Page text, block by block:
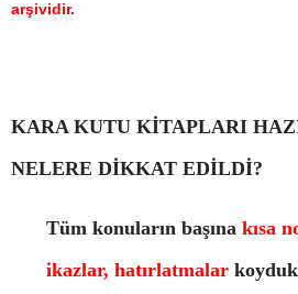
arşividir.
KARA KUTU KİTAPLARI
NELERE DİKKAT EDİLDİ?
Tüm konuların başına kısa
ikazlar, hatırlatmalar